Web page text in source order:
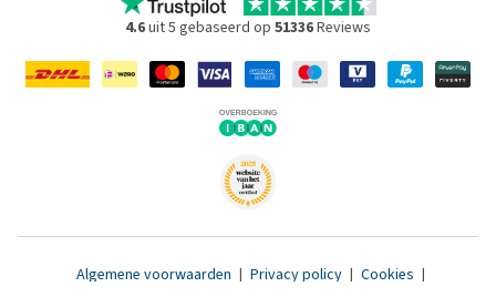
4.6uit 5 gebaseerd op 51336Reviews
Algemene voorwaarden | Privacy policy | Cookies |